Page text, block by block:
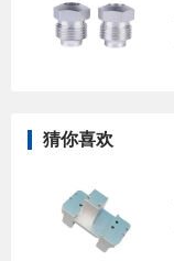
猜你喜欢